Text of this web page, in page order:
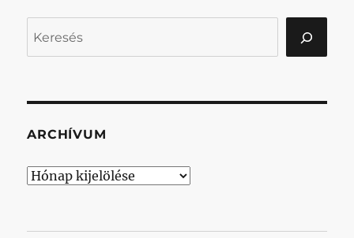
ARCHÍVUM
Archívum